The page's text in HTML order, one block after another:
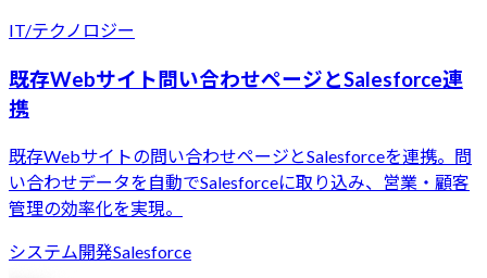
IT/テクノロジー
既存Webサイト問い合わせページとSalesforce連
携
既存Webサイトの問い合わせページとSalesforceを連携。問
い合わせデータを自動でSalesforceに取り込み、営業・顧客
管理の効率化を実現。
システム開発Salesforce